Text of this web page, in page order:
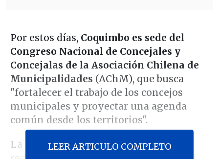
Por estos días, Coquimbo es sede del
Congreso Nacional de Concejales y
Concejalas de la Asociación Chilena de
Municipalidades (AChM), que busca
"fortalecer el trabajo de los concejos
municipales y proyectar una agenda
común desde los territorios".
La reunión motivó el traslado hasta la
LEER ARTICULO COMPLETO